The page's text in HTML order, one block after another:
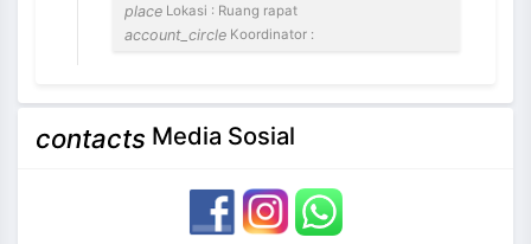
place Lokasi : Ruang rapat
account_circle Koordinator :
contacts Media Sosial